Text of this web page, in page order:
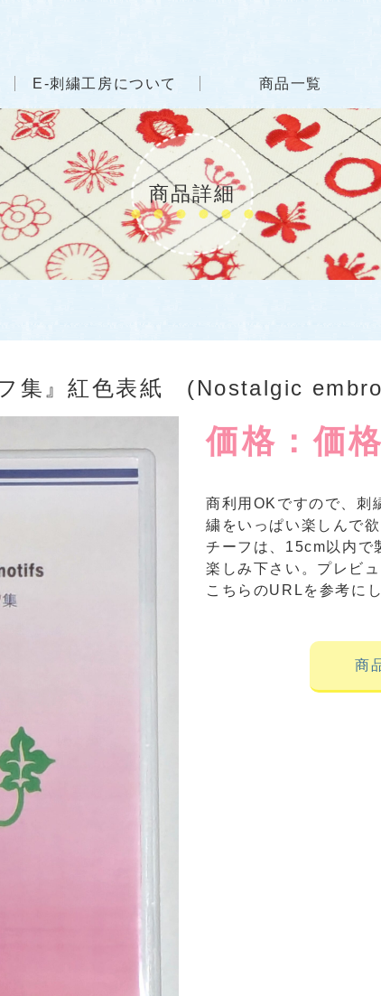
E-刺繍工房について 商品一覧
商品詳細
フ集』紅色表紙 (Nostalgic
価格：価
商利用OKですので、刺
繍をいっぱい楽しんで
チーフは、15cm以内で
楽しみ下さい。プレビ
こちらのURLを参考に
商